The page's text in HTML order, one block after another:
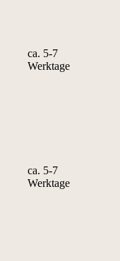
ca. 5-7
Werktage
ca. 5-7
Werktage